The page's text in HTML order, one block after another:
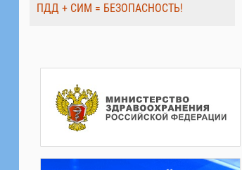
ПДД + СИМ = БЕЗОПАСНОСТЬ!